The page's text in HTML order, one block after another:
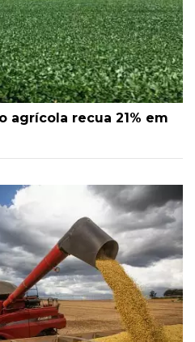
agrícola recua 21% em